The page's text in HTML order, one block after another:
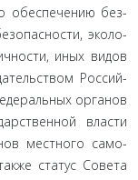
обеспечению без­
эколо­
иных видов
Россий­
орга­нов
власти
местного само­
статус Совета